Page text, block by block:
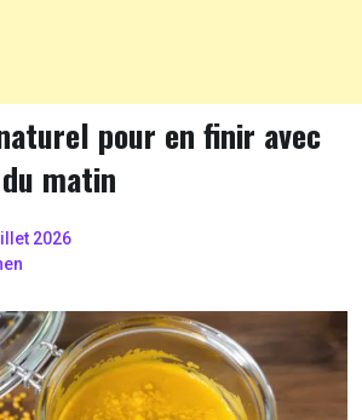
pour en finir avec
matin
2026